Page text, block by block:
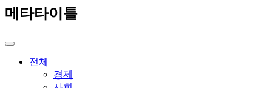
메타타이틀
전체
경제